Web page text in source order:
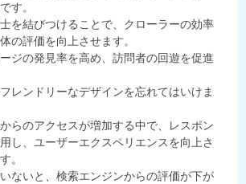
す。
を結びつけることで、クローラーの効率
の評価を向上させます。
ジの発見率を高め、訪問者の回遊を促進
レンドリーなデザインを忘れてはいけま
らのアクセスが増加する中で、レスポン
し、ユーザーエクスペリエンスを向上さ
。
ないと、検索エンジンからの評価が下が